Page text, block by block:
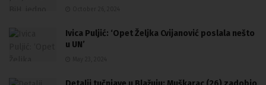
Ivica Puljić: ‘Opet Željka Cvijanović poslala nešto
u UN’